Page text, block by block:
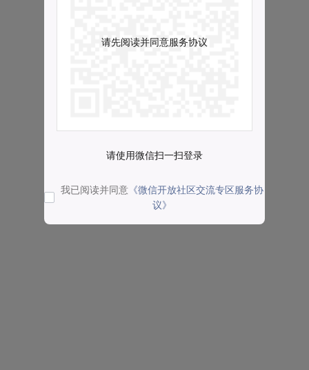
请先阅读并同意服务协议
请使用微信扫一扫登录
我已阅读并同意 《微信开放社区交流专区服务协
议》